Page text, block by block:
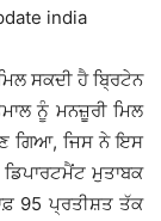
india
ਸਕਦੀ ਹੈ ਬ੍ਰਿਟੇਨ
ਨੂੰ ਮਨਜ਼ੂਰੀ ਮਿਲ
ਗਿਆ, ਜਿਸ ਨੇ ਇਸ
ਮੁਤਾਬਕ
95 ਪ੍ਰਤੀਸ਼ਤ ਤੱਕ